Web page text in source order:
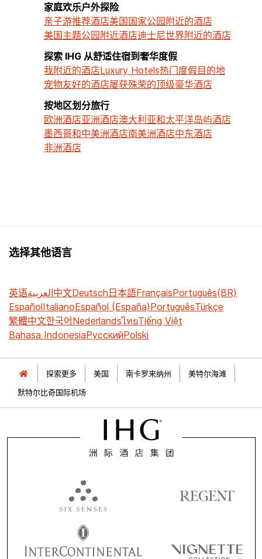
家庭欢乐户外探险
亲子游推荐酒店美国国家公园附近的酒店
美国主题公园附近酒店迪士尼世界附近的酒店
探索 IHG 从舒适住宿到奢华度假
我附近的酒店Luxury Hotels热门度假目的地
宠物友好的酒店屡获殊荣的顶级豪华酒店
按地区划分旅行
欧洲酒店亚洲酒店澳大利亚和太平洋岛屿酒店
墨西哥和中美洲酒店南美洲酒店中东酒店
非洲酒店
选择其他语言
英语العربية中文Deutsch日本語FrançaisPortuguês(BR)
EspañolItalianoEspañol (España)PortuguêsTürkçe
繁體中文한국어NederlandsไทยTiếng Việt
Bahasa IndonesiaРусскийPolski
探索更多 美国 南卡罗来纳州
美特尔海滩
默特尔比奇国际机场